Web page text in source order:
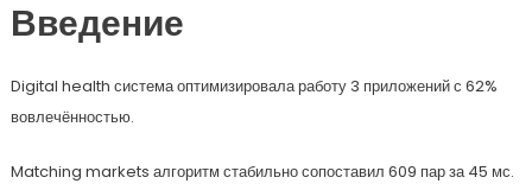
Введение
Digital health система оптимизировала работу 3 приложений с 62%
вовлечённостью.
Matching markets алгоритм стабильно сопоставил 609 пар за 45 мс.